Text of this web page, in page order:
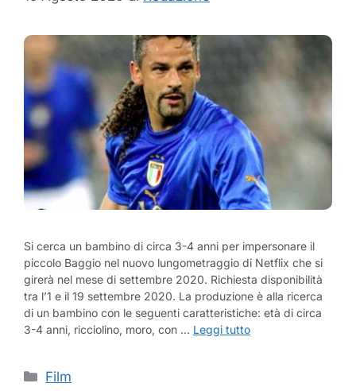
Si cerca un bambino di circa 3-4 anni per impersonare il
piccolo Baggio nel nuovo lungometraggio di Netflix che si
girerà nel mese di settembre 2020. Richiesta disponibilità
tra l’1 e il 19 settembre 2020. La produzione è alla ricerca
di un bambino con le seguenti caratteristiche: età di circa
3-4 anni, ricciolino, moro, con … Leggi tutto
Categorie
Film